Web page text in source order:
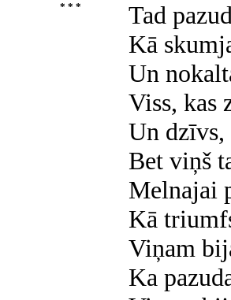
* * *
Tad
Kā
Un
Viss, kas
Un dzīvs,
Bet viņš
Melnajai
Kā
Viņam
Ka